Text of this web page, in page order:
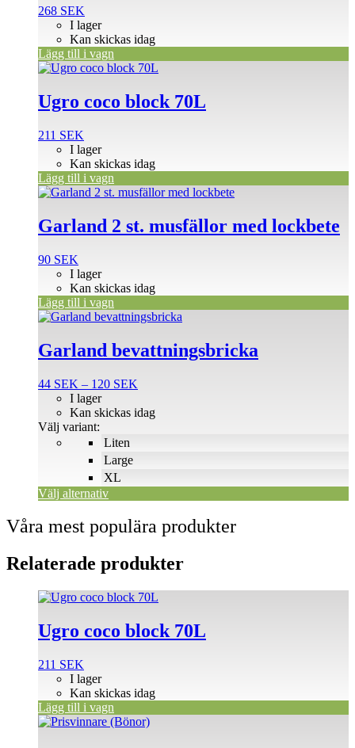
268 SEK
I lager
Kan skickas idag
Lägg till i vagn
Ugro coco block 70L
211 SEK
I lager
Kan skickas idag
Lägg till i vagn
Garland 2 st. musfällor med lockbete
90 SEK
I lager
Kan skickas idag
Lägg till i vagn
Garland bevattningsbricka
44 SEK – 120 SEK
till
Liten
Large
XL
I lager
Kan skickas idag
Välj variant:
Välj alternativ
Den
produkten
har
varianter.
olika
alternativen
produktsidan
Våra mest populära produkter
Relaterade produkter
Ugro coco block 70L
211 SEK
I lager
Kan skickas idag
Lägg till i vagn